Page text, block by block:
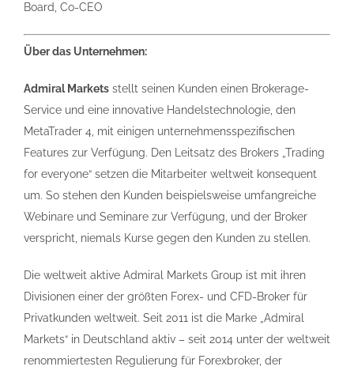
Board, Co-CEO
Über das Unternehmen:
Admiral Markets stellt seinen Kunden einen Brokerage-
Service und eine innovative Handelstechnologie, den
MetaTrader 4, mit einigen unternehmensspezifischen
Features zur Verfügung. Den Leitsatz des Brokers „Trading
for everyone“ setzen die Mitarbeiter weltweit konsequent
um. So stehen den Kunden beispielsweise umfangreiche
Webinare und Seminare zur Verfügung, und der Broker
verspricht, niemals Kurse gegen den Kunden zu stellen.
Die weltweit aktive Admiral Markets Group ist mit ihren
Divisionen einer der größten Forex- und CFD-Broker für
Privatkunden weltweit. Seit 2011 ist die Marke „Admiral
Markets“ in Deutschland aktiv – seit 2014 unter der weltweit
renommiertesten Regulierung für Forexbroker, der